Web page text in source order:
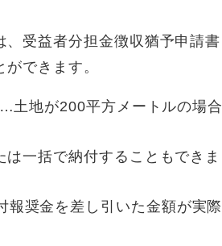
受益者分担金徴収猶予申請書
できます。
土地が200平方メートルの場合
一括で納付することもできま
報奨金を差し引いた金額が実際